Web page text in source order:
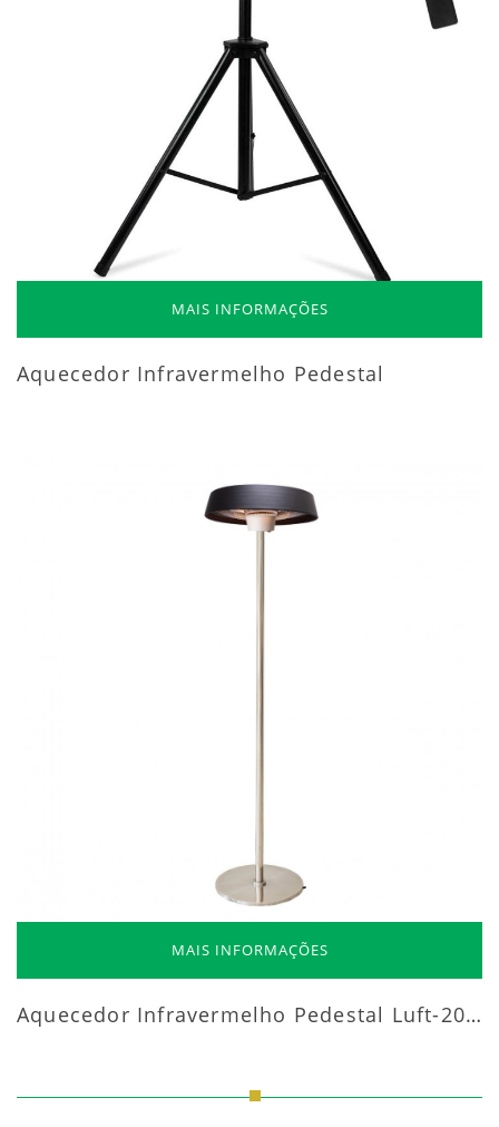
MAIS INFORMAÇÕES
Aquecedor Infravermelho Pedestal
MAIS INFORMAÇÕES
Aquecedor Infravermelho Pedestal Luft-20000